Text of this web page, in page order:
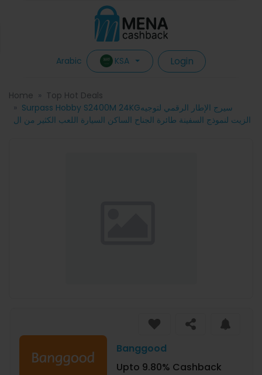
Arabic KSA Login
Home
Top Hot Deals
Surpass Hobby S2400M 24KGسيرج الإطار الرقمي لتوجيه
الزيت لنموذج السفينة طائرة الجناح الساكن السيارة اللعب الكثير من ال
Banggood
Upto 9.80% Cashback